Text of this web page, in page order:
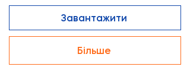
Завантажити
Більше